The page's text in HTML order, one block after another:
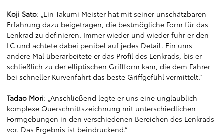
Koji Sato: „Ein Takumi Meister hat mit seiner unschätzbaren
Erfahrung dazu beigetragen, die bestmögliche Form für das
Lenkrad zu definieren. Immer wieder und wieder fuhr er den
LC und achtete dabei penibel auf jedes Detail. Ein ums
andere Mal überarbeitete er das Profil des Lenkrads, bis er
schließlich zu der elliptischen Griffform kam, die dem Fahrer
bei schneller Kurvenfahrt das beste Griffgefühl vermittelt.“
Tadao Mori: „Anschließend legte er uns eine unglaublich
komplexe Querschnittszeichnung mit unterschiedlichen
Formgebungen in den verschiedenen Bereichen des Lenkrads
vor. Das Ergebnis ist beindruckend.“